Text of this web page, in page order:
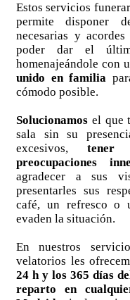
Estos servicios
permite disponer
necesarias y
poder dar el
homenajeándole con
unido en familia
cómodo posible.
Solucionamos el que
sala sin su
excesivos,tener
preocupaciones
agradecer a sus
presentarles sus
café, un refresco o
evaden la situación.
En nuestros
velatorios les
24 h y los 365 días
reparto en